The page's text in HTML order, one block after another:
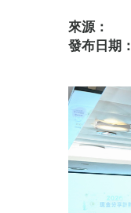
來源：
發布日期：